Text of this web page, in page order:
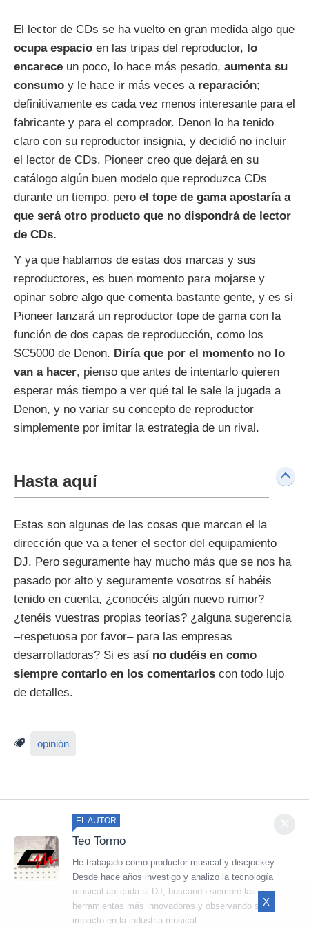
El lector de CDs se ha vuelto en gran medida algo que
ocupa espacio en las tripas del reproductor, lo
encarece un poco, lo hace más pesado, aumenta su
consumo y le hace ir más veces a reparación;
definitivamente es cada vez menos interesante para el
fabricante y para el comprador. Denon lo ha tenido
claro con su reproductor insignia, y decidió no incluir
el lector de CDs. Pioneer creo que dejará en su
catálogo algún buen modelo que reproduzca CDs
durante un tiempo, pero el tope de gama apostaría a
que será otro producto que no dispondrá de lector
de CDs.
Y ya que hablamos de estas dos marcas y sus
reproductores, es buen momento para mojarse y
opinar sobre algo que comenta bastante gente, y es si
Pioneer lanzará un reproductor tope de gama con la
función de dos capas de reproducción, como los
SC5000 de Denon. Diría que por el momento no lo
van a hacer, pienso que antes de intentarlo quieren
esperar más tiempo a ver qué tal le sale la jugada a
Denon, y no variar su concepto de reproductor
simplemente por imitar la estrategia de un rival.
Hasta aquí
Estas son algunas de las cosas que marcan el la
dirección que va a tener el sector del equipamiento
DJ. Pero seguramente hay mucho más que se nos ha
pasado por alto y seguramente vosotros sí habéis
tenido en cuenta, ¿conocéis algún nuevo rumor?
¿tenéis vuestras propias teorías? ¿alguna sugerencia
–respetuosa por favor– para las empresas
desarrolladoras? Si es así no dudéis en como
siempre contarlo en los comentarios con todo lujo
de detalles.
opinión
EL AUTOR
Teo Tormo
He trabajado como productor musical y discjockey.
Desde hace años investigo y analizo la tecnología
musical aplicada al DJ, buscando siempre las
herramientas más innovadoras y observando su
impacto en la industria musical.
X